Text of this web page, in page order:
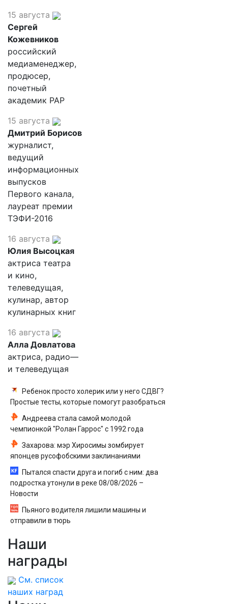
15 августа
Сергей
Кожевников
российский
медиаменеджер,
продюсер,
почетный
академик РАР
15 августа
Дмитрий Борисов
журналист,
ведущий
информационных
выпусков
Первого канала,
лауреат премии
ТЭФИ-2016
16 августа
Юлия Высоцкая
актриса театра
и кино,
телеведущая,
кулинар, автор
кулинарных книг
16 августа
Алла Довлатова
актриса, радио—
и телеведущая
Ребенок просто холерик или у него СДВГ?
Простые тесты, которые помогут разобраться
Андреева стала самой молодой
чемпионкой "Ролан Гаррос" с 1992 года
Захарова: мэр Хиросимы зомбирует
японцев русофобскими заклинаниями
Пытался спасти друга и погиб с ним: два
подростка утонули в реке 08/08/2026 –
Новости
Пьяного водителя лишили машины и
отправили в тюрь
Наши
награды
См. список
наших наград